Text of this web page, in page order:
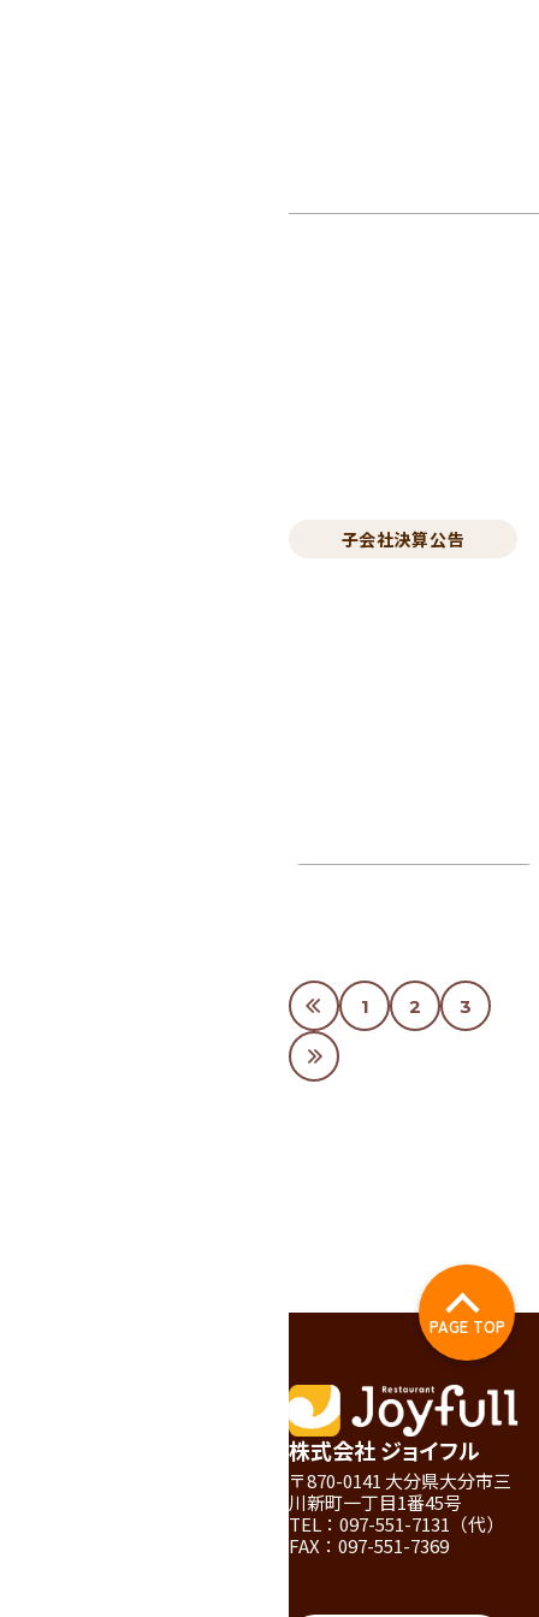
子会社決算公告
最初 1 2 3
最後
PAGE TOP
株式会社 ジョイフル
〒870-0141 大分県大分市三
川新町一丁目1番45号
TEL：097-551-7131（代）
FAX：097-551-7369